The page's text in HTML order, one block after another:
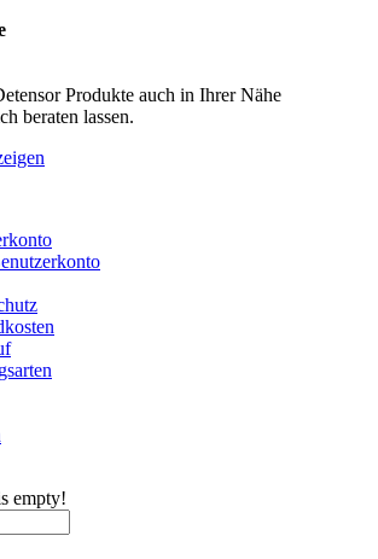
Produkte auch in Ihrer Nähe
beraten lassen.
empty!